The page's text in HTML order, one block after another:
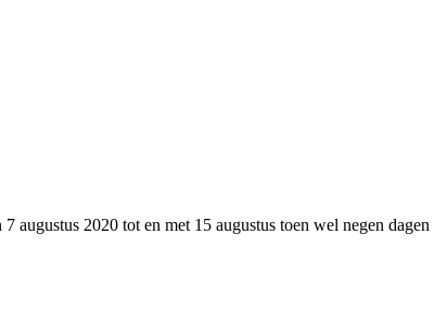
augustus 2020 tot en met 15 augustus toen wel negen dagen